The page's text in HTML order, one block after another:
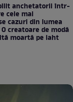
anchetatorii într-
cele mai
cazuri din lumea
creatoare de modă
moartă pe iaht